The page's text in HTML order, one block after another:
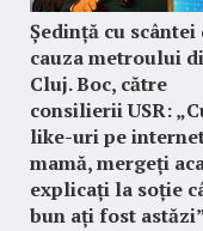
Ședință cu scântei
cauza metroului
Cluj. Boc, către
consilierii USR:
like-uri pe
mamă, mergeți
explicați la soție
bun ați fost